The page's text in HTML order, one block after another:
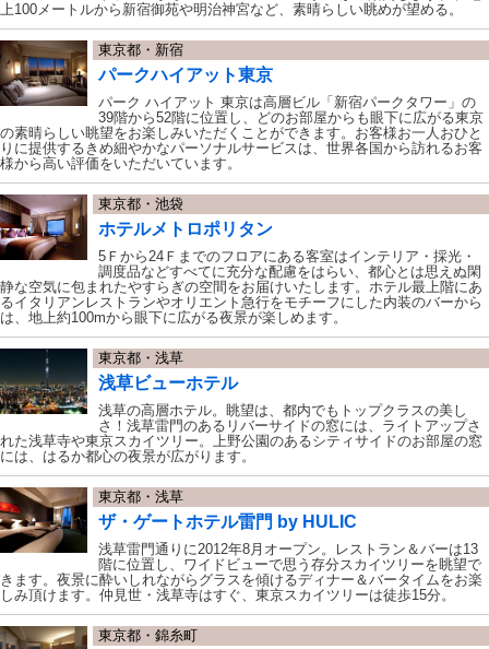
上100メートルから新宿御苑や明治神宮など、素晴らしい眺めが望める。
東京都・新宿
パークハイアット東京
パーク ハイアット 東京は高層ビル「新宿パークタワー」の
39階から52階に位置し、どのお部屋からも眼下に広がる東京
の素晴らしい眺望をお楽しみいただくことができます。お客様お一人おひと
りに提供するきめ細やかなパーソナルサービスは、世界各国から訪れるお客
様から高い評価をいただいています。
東京都・池袋
ホテルメトロポリタン
5Ｆから24Ｆまでのフロアにある客室はインテリア・採光・
調度品などすべてに充分な配慮をはらい、都心とは思えぬ閑
静な空気に包まれたやすらぎの空間をお届けいたします。ホテル最上階にあ
るイタリアンレストランやオリエント急行をモチーフにした内装のバーから
は、地上約100mから眼下に広がる夜景が楽しめます。
東京都・浅草
浅草ビューホテル
浅草の高層ホテル。眺望は、都内でもトップクラスの美し
さ！浅草雷門のあるリバーサイドの窓には、ライトアップさ
れた浅草寺や東京スカイツリー。上野公園のあるシティサイドのお部屋の窓
には、はるか都心の夜景が広がります。
東京都・浅草
ザ・ゲートホテル雷門 by HULIC
浅草雷門通りに2012年8月オープン。レストラン＆バーは13
階に位置し、ワイドビューで思う存分スカイツリーを眺望で
きます。夜景に酔いしれながらグラスを傾けるディナー＆バータイムをお楽
しみ頂けます。仲見世・浅草寺はすぐ、東京スカイツリーは徒歩15分。
東京都・錦糸町